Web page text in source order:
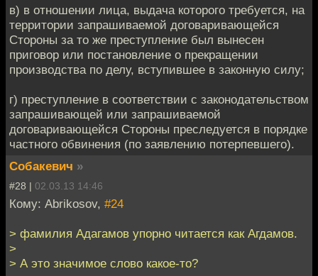
в) в отношении лица, выдача которого требуется, на
территории запрашиваемой договаривающейся
Стороны за то же преступление был вынесен
приговор или постановление о прекращении
производства по делу, вступившее в законную силу;
г) преступление в соответствии с законодательством
запрашивающей или запрашиваемой
договаривающейся Стороны преследуется в порядке
частного обвинения (по заявлению потерпевшего).
Собакевич »
#28 | 02.03.13 14:46
Кому: Abrikosov, #24
> фамилия Адагамов упорно читается как Агдамов.
>
> А это значимое слово какое-то?